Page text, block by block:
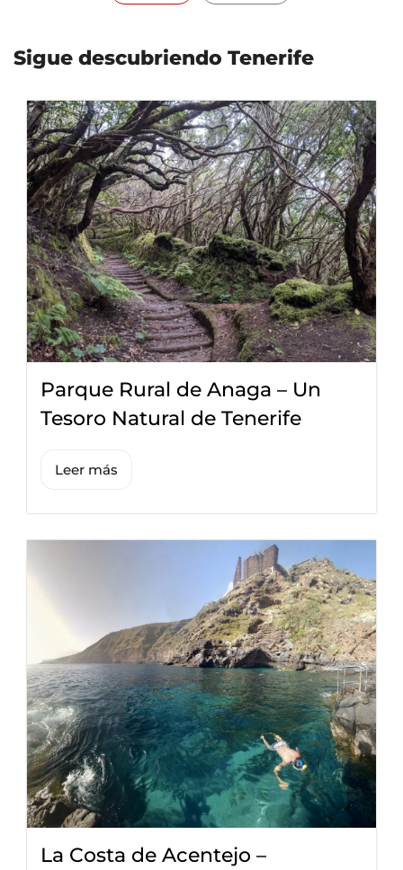
Sigue descubriendo Tenerife
Parque Rural de Anaga – Un
Tesoro Natural de Tenerife
Leer más
La Costa de Acentejo –